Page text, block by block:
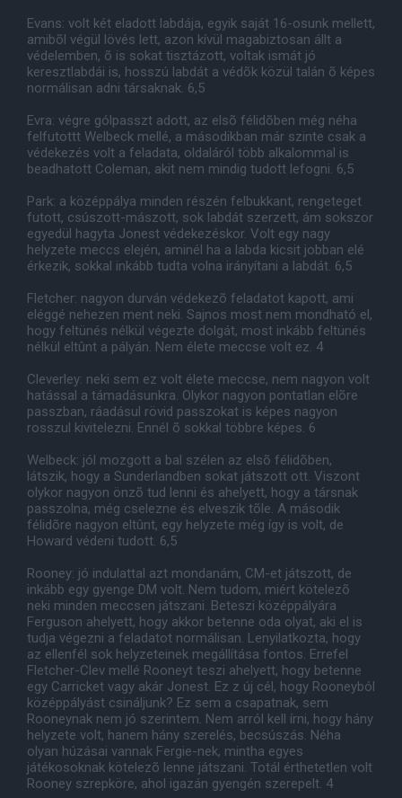
Evans: volt két eladott labdája, egyik saját 16-osunk mellett,
amibõl végül lövés lett, azon kívül magabiztosan állt a
védelemben, õ is sokat tisztázott, voltak ismát jó
keresztlabdái is, hosszú labdát a védõk közül talán õ képes
normálisan adni társaknak. 6,5
Evra: végre gólpasszt adott, az elsõ félidõben még néha
felfutottt Welbeck mellé, a másodikban már szinte csak a
védekezés volt a feladata, oldaláról több alkalommal is
beadhatott Coleman, akit nem mindig tudott lefogni. 6,5
Park: a középpálya minden részén felbukkant, rengeteget
futott, csúszott-mászott, sok labdát szerzett, ám sokszor
egyedül hagyta Jonest védekezéskor. Volt egy nagy
helyzete meccs elején, aminél ha a labda kicsit jobban elé
érkezik, sokkal inkább tudta volna irányítani a labdát. 6,5
Fletcher: nagyon durván védekezõ feladatot kapott, ami
eléggé nehezen ment neki. Sajnos most nem mondható el,
hogy feltünés nélkül végezte dolgát, most inkább feltünés
nélkül eltûnt a pályán. Nem élete meccse volt ez. 4
Cleverley: neki sem ez volt élete meccse, nem nagyon volt
hatással a támadásunkra. Olykor nagyon pontatlan elõre
passzban, ráadásul rövid passzokat is képes nagyon
rosszul kivitelezni. Ennél õ sokkal többre képes. 6
Welbeck: jól mozgott a bal szélen az elsõ félidõben,
látszik, hogy a Sunderlandben sokat játszott ott. Viszont
olykor nagyon önzõ tud lenni és ahelyett, hogy a társnak
passzolna, még cselezne és elveszik tõle. A második
félidõre nagyon eltûnt, egy helyzete még így is volt, de
Howard védeni tudott. 6,5
Rooney: jó indulattal azt mondanám, CM-et játszott, de
inkább egy gyenge DM volt. Nem tudom, miért kötelezõ
neki minden meccsen játszani. Beteszi középpályára
Ferguson ahelyett, hogy akkor betenne oda olyat, aki el is
tudja végezni a feladatot normálisan. Lenyilatkozta, hogy
az ellenfél sok helyzeteinek megállítása fontos. Errefel
Fletcher-Clev mellé Rooneyt teszi ahelyett, hogy betenne
egy Carricket vagy akár Jonest. Ez z új cél, hogy Rooneyból
középpályást csináljunk? Ez sem a csapatnak, sem
Rooneynak nem jó szerintem. Nem arról kell írni, hogy hány
helyzete volt, hanem hány szerelés, becsúszás. Néha
olyan húzásai vannak Fergie-nek, mintha egyes
játékosoknak kötelezõ lenne játszani. Totál érthetetlen volt
Rooney szrepköre, ahol igazán gyengén szerepelt. 4